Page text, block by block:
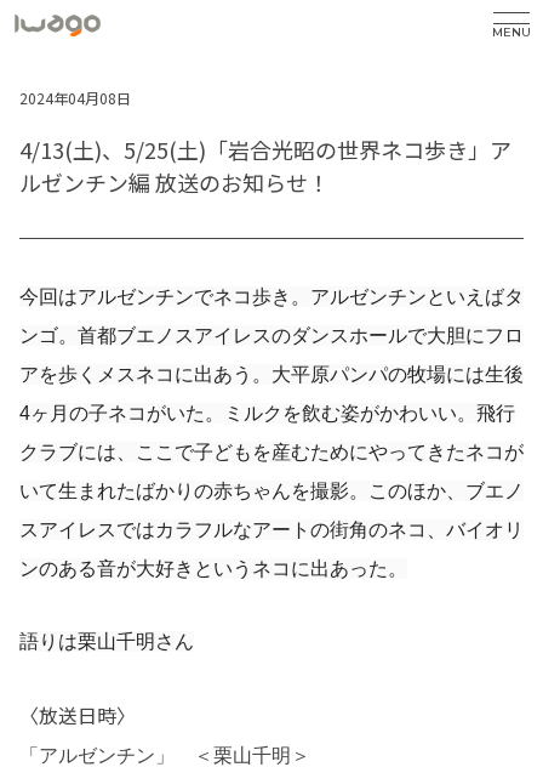
MENU
2024年04月08日
4/13(土)、5/25(土)「岩合光昭の世界ネコ歩き」ア
ルゼンチン編 放送のお知らせ！
今回はアルゼンチンでネコ歩き。アルゼンチンといえばタ
ンゴ。首都ブエノスアイレスのダンスホールで大胆にフロ
アを歩くメスネコに出あう。大平原パンパの牧場には生後
4ヶ月の子ネコがいた。ミルクを飲む姿がかわいい。飛行
クラブには、ここで子どもを産むためにやってきたネコが
いて生まれたばかりの赤ちゃんを撮影。このほか、ブエノ
スアイレスではカラフルなアートの街角のネコ、バイオリ
ンのある音が大好きというネコに出あった。
語りは栗山千明さん
〈放送日時〉
「アルゼンチン」 ＜栗山千明＞